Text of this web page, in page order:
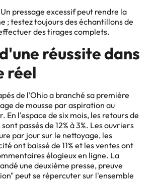
Un pressage excessif peut rendre la
; testez toujours des échantillons de
des tirages complets.
réussite dans
réel
de l'Ohio a branché sa première
de mousse par aspiration au
En l'espace de six mois, les retours de
passés de 12% à 3%. Les ouvriers
par jour sur le nettoyage, les
ont baissé de 11% et les ventes ont
élogieux en ligne. La
une deuxième presse, preuve
peut se répercuter sur l'ensemble